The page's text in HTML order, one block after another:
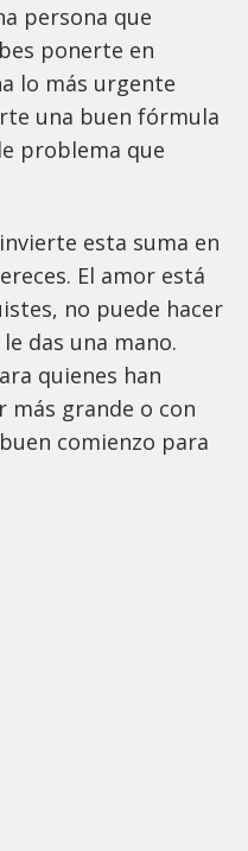
persona que
ponerte en
lo más urgente
una buen fórmula
problema que
esta suma en
El amor está
no puede hacer
das una mano.
quienes han
más grande o con
comienzo para